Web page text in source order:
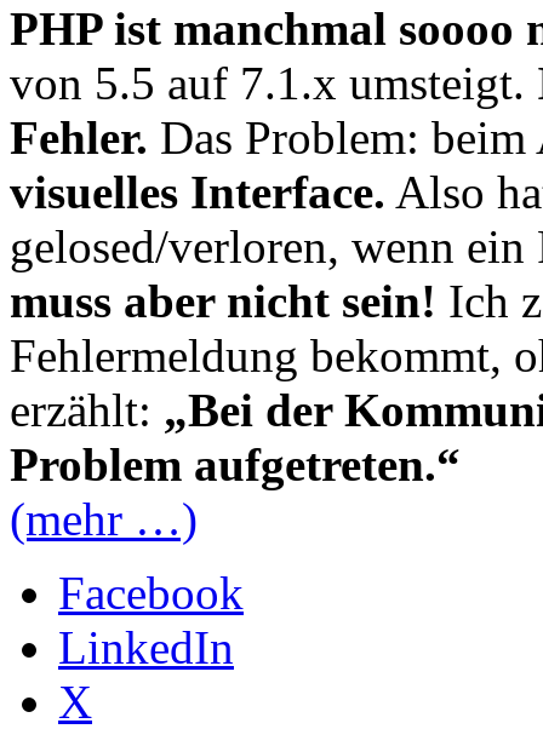
PHP ist manchmal soooo
von 5.5 auf 7.1.x umsteigt.
Fehler. Das Problem:
visuelles Interface. Also
gelosed/verloren, wenn
muss aber nicht sein! Ich
Fehlermeldung bekommt,
erzählt: „Bei der
Problem aufgetreten.“
(mehr …)
Facebook
LinkedIn
X